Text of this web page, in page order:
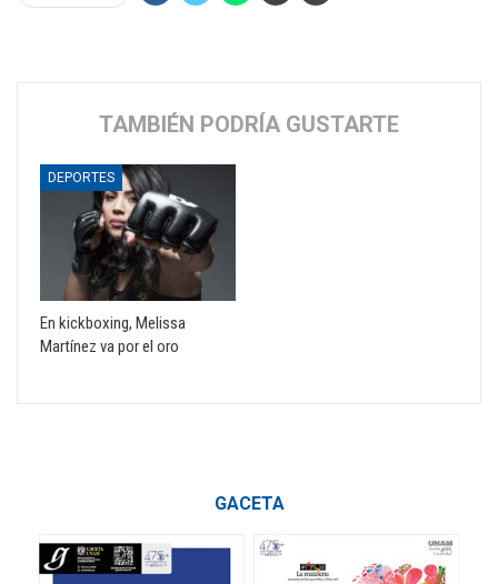
TAMBIÉN PODRÍA GUSTARTE
DEPORTES
En kickboxing, Melissa
Martínez va por el oro
GACETA